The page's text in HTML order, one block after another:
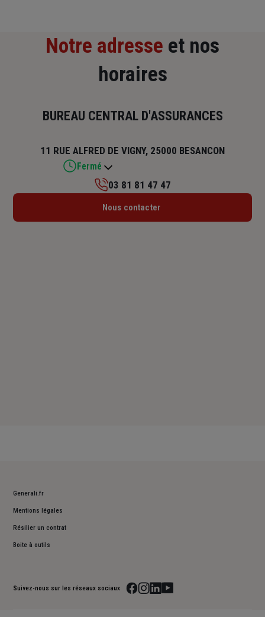
Notre adresse et nos
horaires
BUREAU CENTRAL D'ASSURANCES
11 RUE ALFRED DE VIGNY, 25000 BESANCON
Fermé
Lundi : 09h – 12h / 14h – 17h30
03 81 81 47 47
Nous contacter
Generali.fr
Mentions légales
Résilier un contrat
Boite à outils
Suivez-nous sur les réseaux sociaux